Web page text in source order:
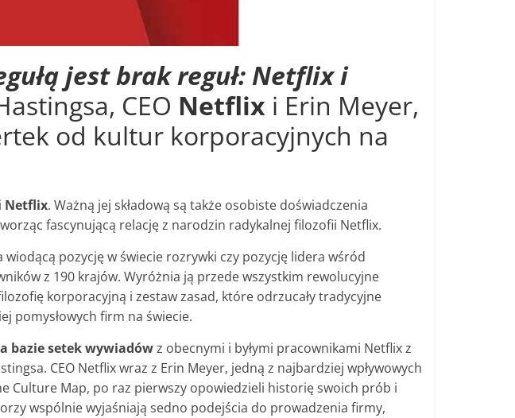
jest brak reguł: Netflix i
CEO Netflix i Erin Meyer,
od kultur korporacyjnych na
Netflix. Ważną jej składową są także osobiste doświadczenia
fascynującą relację z narodzin radykalnej filozofii Netflix.
pozycję w świecie rozrywki czy pozycję lidera wśród
z 190 krajów. Wyróżnia ją przede wszystkim rewolucyjne
korporacyjną i zestaw zasad, które odrzucały tradycyjne
pomysłowych firm na świecie.
bazie setek wywiadówz obecnymi i byłymi pracownikami Netflix z
CEO Netflix wraz z Erin Meyer, jedną z najbardziej wpływowych
Culture Map, po raz pierwszy opowiedzieli historię swoich prób i
wspólnie wyjaśniają sedno podejścia do prowadzenia firmy,